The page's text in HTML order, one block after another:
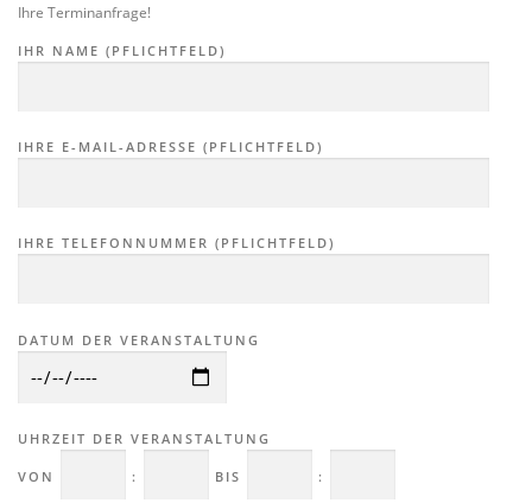
Ihre Terminanfrage!
IHR NAME (PFLICHTFELD)
IHRE E-MAIL-ADRESSE (PFLICHTFELD)
IHRE TELEFONNUMMER (PFLICHTFELD)
DATUM DER VERANSTALTUNG
UHRZEIT DER VERANSTALTUNG
VON : BIS :